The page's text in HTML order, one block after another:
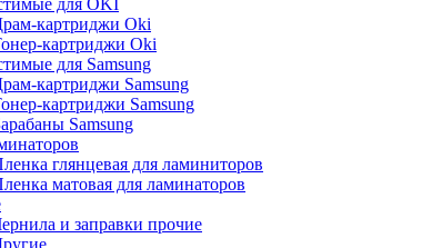
для OKI
картриджи Oki
картриджи Oki
для Samsung
картриджи Samsung
картриджи Samsung
Samsung
глянцевая для ламиниторов
матовая для ламинаторов
и заправки прочие